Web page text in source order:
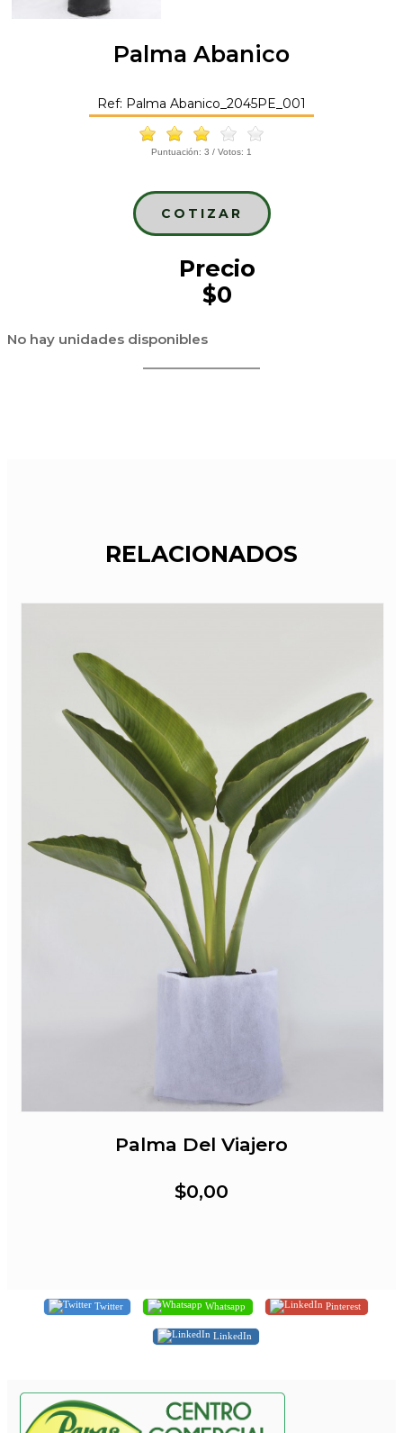
Palma Abanico
Ref: Palma Abanico_2045PE_001
Puntuación: 3 / Votos: 1
COTIZAR
Precio
$0
No hay unidades disponibles
RELACIONADOS
Palma Del Viajero
$0,00
Twitter Whatsapp Pinterest
LinkedIn